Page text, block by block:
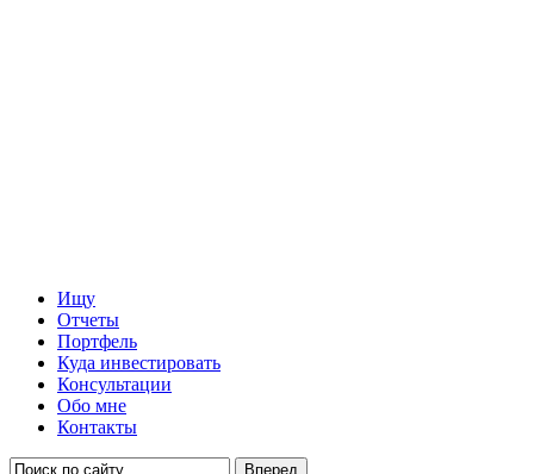
Ищу
Отчеты
Портфель
Куда инвестировать
Консультации
Обо мне
Контакты